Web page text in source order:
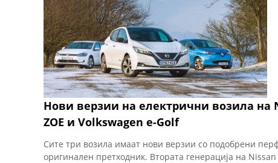
Нови верзии на електрични возила на
ZOE и Volkswagen e-Golf
Сите три возила имаат нови верзии со подобрени
оригинален претходник. Втората генерација на Nissan